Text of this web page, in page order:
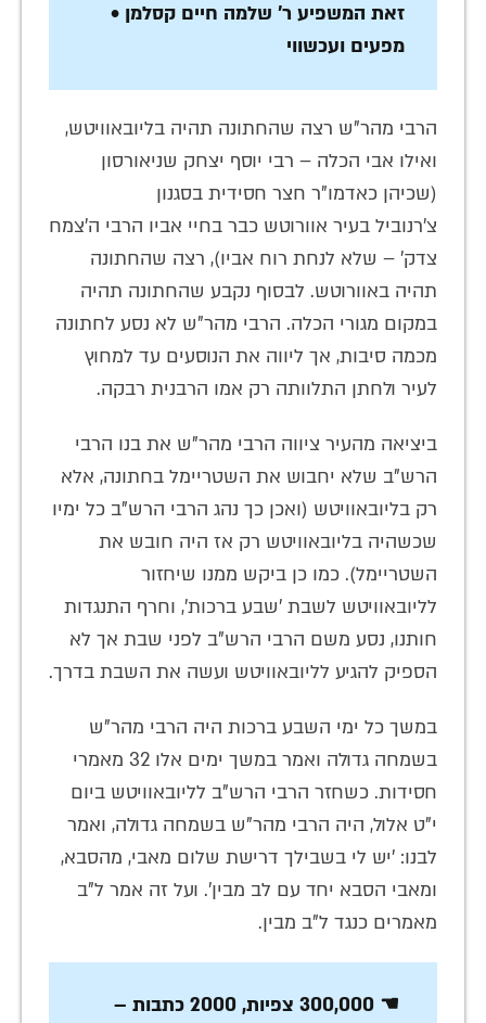
זאת המשפיע ר' שלמה חיים קסלמן •
מפעים ועכשווי
הרבי מהר"ש רצה שהחתונה תהיה בליובאוויטש,
ואילו אבי הכלה – רבי יוסף יצחק שניאורסון
(שכיהן כאדמו"ר חצר חסידית בסגנון
צ'רנוביל בעיר אוורוטש כבר בחיי אביו הרבי ה'צמח
צדק' – שלא לנחת רוח אביו), רצה שהחתונה
תהיה באוורוטש. לבסוף נקבע שהחתונה תהיה
במקום מגורי הכלה. הרבי מהר"ש לא נסע לחתונה
מכמה סיבות, אך ליווה את הנוסעים עד למחוץ
לעיר ולחתן התלוותה רק אמו הרבנית רבקה.
ביציאה מהעיר ציווה הרבי מהר"ש את בנו הרבי
הרש"ב שלא יחבוש את השטריימל בחתונה, אלא
רק בליובאוויטש (ואכן כך נהג הרבי הרש"ב כל ימיו
שכשהיה בליובאוויטש רק אז היה חובש את
השטריימל). כמו כן ביקש ממנו שיחזור
לליובאוויטש לשבת 'שבע ברכות', וחרף התנגדות
חותנו, נסע משם הרבי הרש"ב לפני שבת אך לא
הספיק להגיע לליובאוויטש ועשה את השבת בדרך.
במשך כל ימי השבע ברכות היה הרבי מהר"ש
בשמחה גדולה ואמר במשך ימים אלו 32 מאמרי
חסידות. כשחזר הרבי הרש"ב לליובאוויטש ביום
י"ט אלול, היה הרבי מהר"ש בשמחה גדולה, ואמר
לבנו: 'יש לי בשבילך דרישת שלום מאבי, מהסבא,
ומאבי הסבא יחד עם לב מבין'. ועל זה אמר ל"ב
מאמרים כנגד ל"ב מבין.
☚ 300,000 צפיות, 2000 כתבות –